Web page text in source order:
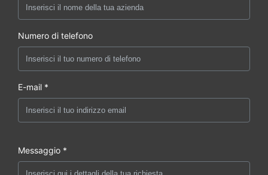
Numero di telefono
E-mail *
Messaggio *